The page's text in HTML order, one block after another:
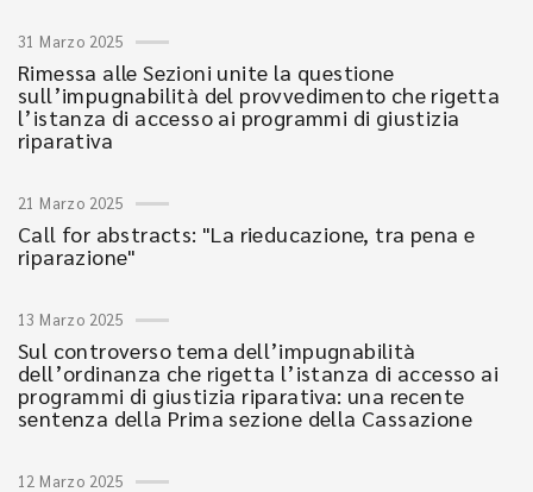
31 Marzo 2025
Rimessa alle Sezioni unite la questione
sull’impugnabilità del provvedimento che rigetta
l’istanza di accesso ai programmi di giustizia
riparativa
21 Marzo 2025
Call for abstracts: "La rieducazione, tra pena e
riparazione"
13 Marzo 2025
Sul controverso tema dell’impugnabilità
dell’ordinanza che rigetta l’istanza di accesso ai
programmi di giustizia riparativa: una recente
sentenza della Prima sezione della Cassazione
12 Marzo 2025